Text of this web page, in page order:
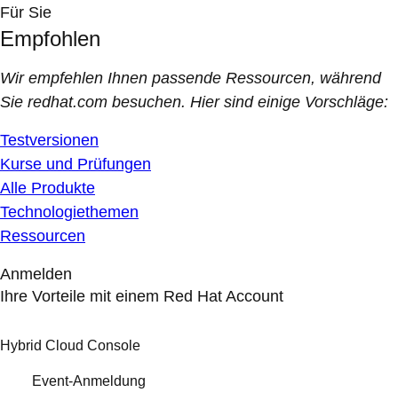
Für Sie
Empfohlen
Wir empfehlen Ihnen passende Ressourcen, während
Sie redhat.com besuchen. Hier sind einige Vorschläge:
Testversionen
Kurse und Prüfungen
Alle Produkte
Technologiethemen
Ressourcen
Anmelden
Ihre Vorteile mit einem Red Hat Account
Hybrid Cloud Console
Event-Anmeldung